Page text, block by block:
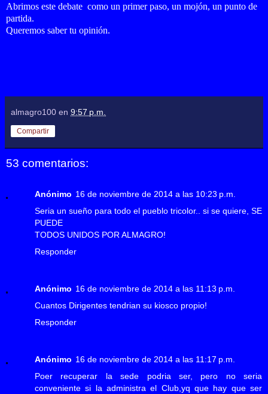
Abrimos este debate como un primer paso, un mojón, un punto de
partida.
Queremos saber tu opinión.
almagro100 en 9:57 p.m.
Compartir
53 comentarios:
Anónimo 16 de noviembre de 2014 a las 10:23 p.m.
Seria un sueño para todo el pueblo tricolor.. si se quiere, SE
PUEDE
TODOS UNIDOS POR ALMAGRO!
Responder
Anónimo 16 de noviembre de 2014 a las 11:13 p.m.
Cuantos Dirigentes tendrian su kiosco propio!
Responder
Anónimo 16 de noviembre de 2014 a las 11:17 p.m.
Poer recuperar la sede podria ser, pero no seria
conveniente si la administra el Club,yq que hay que ser